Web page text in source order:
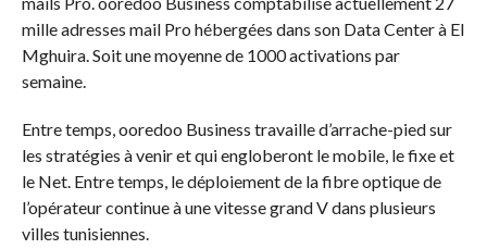
mille adresses mail Pro hébergées dans son Data Center à El
Mghuira. Soit une moyenne de 1000 activations par
semaine.
Entre temps, ooredoo Business travaille d’arrache-pied sur
les stratégies à venir et qui engloberont le mobile, le fixe et
le Net. Entre temps, le déploiement de la fibre optique de
l’opérateur continue à une vitesse grand V dans plusieurs
villes tunisiennes.